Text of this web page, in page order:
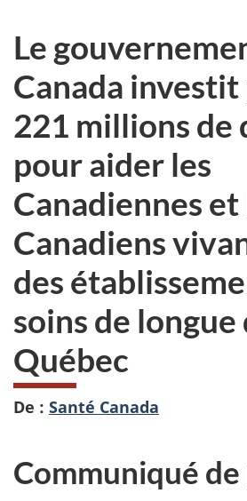
Le
Canada investit
221 millions de
pour aider les
Canadiennes et
Canadiens
des
soins de longue
Québec
De : Santé Canada
Communiqué de